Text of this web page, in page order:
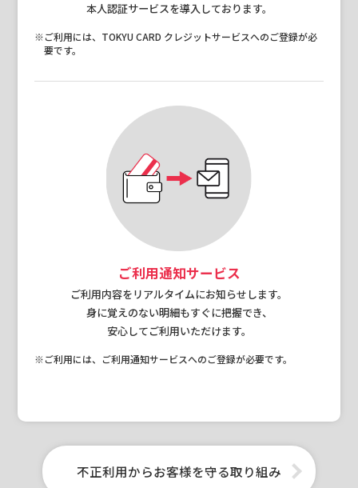
本人認証サービスを導入しております。
※ご利用には、TOKYU CARD クレジットサービスへのご登録が必
要です。
ご利用通知サービス
ご利用内容をリアルタイムにお知らせします。
身に覚えのない明細もすぐに把握でき、
安心してご利用いただけます。
※ご利用には、ご利用通知サービスへのご登録が必要です。
不正利用からお客様を守る取り組み